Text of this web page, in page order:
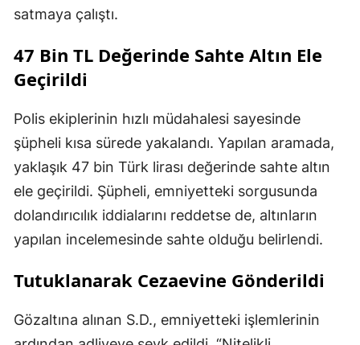
satmaya çalıştı.
47 Bin TL Değerinde Sahte Altın Ele
Geçirildi
Polis ekiplerinin hızlı müdahalesi sayesinde
şüpheli kısa sürede yakalandı. Yapılan aramada,
yaklaşık 47 bin Türk lirası değerinde sahte altın
ele geçirildi. Şüpheli, emniyetteki sorgusunda
dolandırıcılık iddialarını reddetse de, altınların
yapılan incelemesinde sahte olduğu belirlendi.
Tutuklanarak Cezaevine Gönderildi
Gözaltına alınan S.D., emniyetteki işlemlerinin